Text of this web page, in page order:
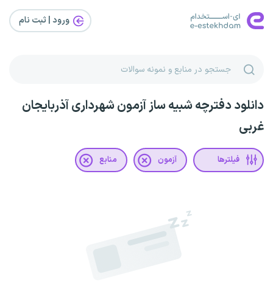
ورود | ثبت‌ نام
دانلود دفترچه شبیه ساز آزمون شهرداری آذربایجان
غربی
فیلترها آزمون منابع